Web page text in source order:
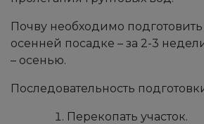
Почву необходимо
осенней посадке – за 2-3
– осенью.
Последовательность
Перекопать участок.